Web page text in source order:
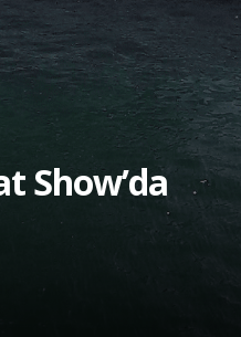
Show’da